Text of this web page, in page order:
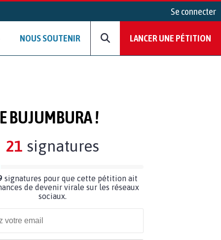
Se connecter
NOUS SOUTENIR LANCER UNE PÉTITION
BUJUMBURA !
21 signatures
signatures pour que cette pétition ait
de devenir virale sur les réseaux
sociaux.